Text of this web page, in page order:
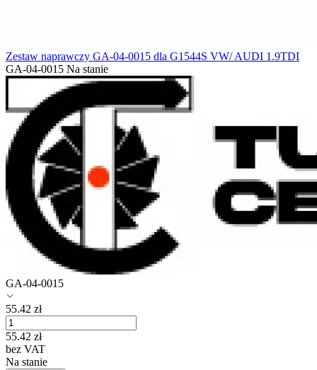
Zestaw naprawczy GA-04-0015 dla G1544S VW/ AUDI 1.9TDI
GA-04-0015 Na stanie
GA-04-0015
55.42 zł
55.42 zł
bez VAT
Na stanie